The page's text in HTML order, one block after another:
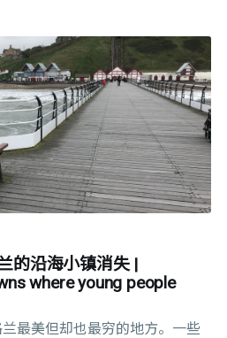
的沿海小镇消失 |
where young people
最美但却也最穷的地方。一些